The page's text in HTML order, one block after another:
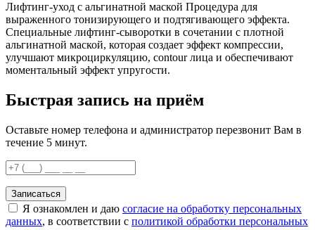
Лифтинг-уход с альгинатной маской Процедура для
выраженного тонизирующего и подтягивающего эффекта.
Специальные лифтинг-сыворотки в сочетании с плотной
альгинатной маской, которая создает эффект компрессии,
улучшают микроциркуляцию, contour лица и обеспечивают
моментальный эффект упругости.
Быстрая запись на приём
Оставьте номер телефона и администратор перезвонит Вам в
течение 5 минут.
Записаться
Я ознакомлен и даю согласие на обработку персональных
данных, в соответствии с политикой обработки персональных